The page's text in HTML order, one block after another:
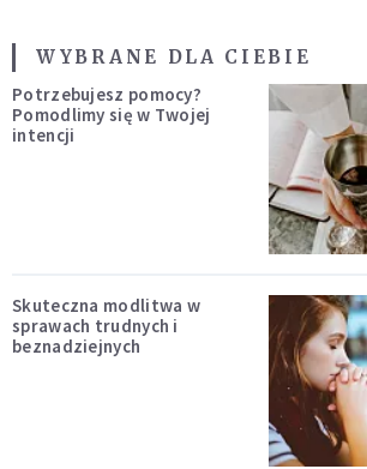
WYBRANE DLA CIEBIE
Potrzebujesz pomocy?
Pomodlimy się w Twojej
intencji
Skuteczna modlitwa w
sprawach trudnych i
beznadziejnych